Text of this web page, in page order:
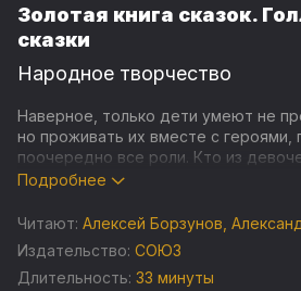
Золотая книга сказок.
сказки
Народное творчество
Наверное, только дети умеют не
но проживать их вместе с героями,
поочередно все роли. Кто из
принцессой, и какой мальчик не
всеми злодеями. Народные сказки,
энергетику. В этом сборнике вас
сказки Голландии и Нидерландов.
Подробнее
Читают: Алексей Борзунов
Издательство: СОЮЗ
Длительность: 33 минуты